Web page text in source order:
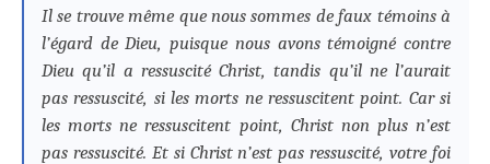
Il se trouve même que nous sommes de faux témoins à
l’égard de Dieu, puisque nous avons témoigné contre
Dieu qu’il a ressuscité Christ, tandis qu’il ne l’aurait
pas ressuscité, si les morts ne ressuscitent point. Car si
les morts ne ressuscitent point, Christ non plus n’est
pas ressuscité. Et si Christ n’est pas ressuscité, votre foi